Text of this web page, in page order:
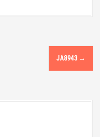
JA8943 →